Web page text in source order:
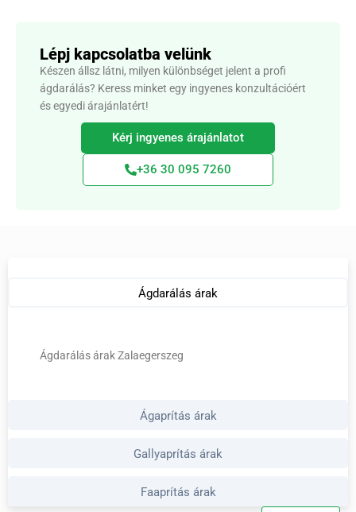
Lépj kapcsolatba velünk
Készen állsz látni, milyen különbséget jelent a profi
ágdarálás? Keress minket egy ingyenes konzultációért
és egyedi árajánlatért!
Kérj ingyenes árajánlatot
+36 30 095 7260
Ágdarálás árak
Ágaprítás árak
Gallyaprítás árak
Faaprítás árak
Ágdarálás árak Zalaegerszeg